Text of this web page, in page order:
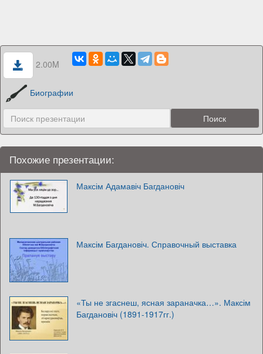
2.00M
Биографии
Похожие презентации:
Максім Адамавіч Багдановіч
Максім Багдановіч. Справочный выставка
«Ты не згаснеш, ясная зараначка…». Максім
Багдановіч (1891-1917гг.)